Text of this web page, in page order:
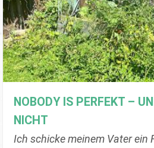
NOBODY IS PERFEKT –
NICHT
Ich schicke meinem Vater ein